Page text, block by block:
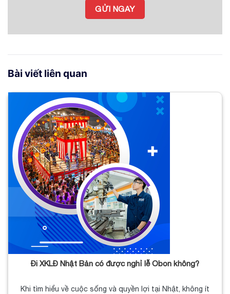
Bài viết liên quan
Đi XKLĐ Nhật Bản có được nghỉ lễ Obon không?
Khi tìm hiểu về cuộc sống và quyền lợi tại Nhật, không ít